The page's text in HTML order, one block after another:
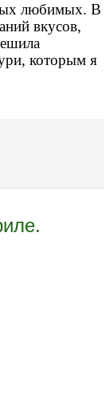
любимых. В
вкусов,
которым я